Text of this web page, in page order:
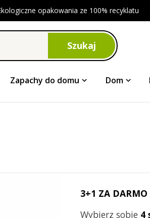
opakowania ze 100% recyklatu
Szukaj
Zapachy do domu Dom
3+1 ZA
Wybierz sobie 4